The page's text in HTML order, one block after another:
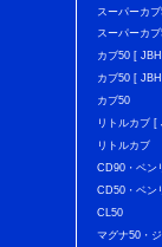
スーパーカ
スーパーカ
カブ50 [
カブ50 [
カブ50
リトルカブ
リトルカブ
CD90・ベン
CD50・ベン
CL50
マグナ50・